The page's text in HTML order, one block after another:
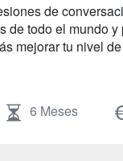
de
de todo el mundo
mejorar tu nivel
6 Meses